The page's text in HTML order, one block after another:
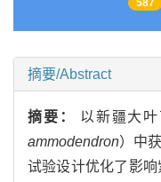
587
摘要/Abstract
摘要： 以新疆大
ammodendron）中
试验设计优化了影